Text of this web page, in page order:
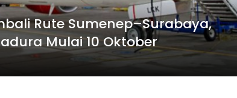
Rute Sumenep–Surabaya,
Mulai 10 Oktober